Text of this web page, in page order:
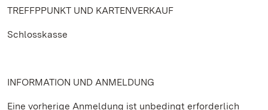
TREFFPPUNKT UND KARTENVERKAUF
Schlosskasse
INFORMATION UND ANMELDUNG
Eine vorherige Anmeldung ist unbedingt erforderlich